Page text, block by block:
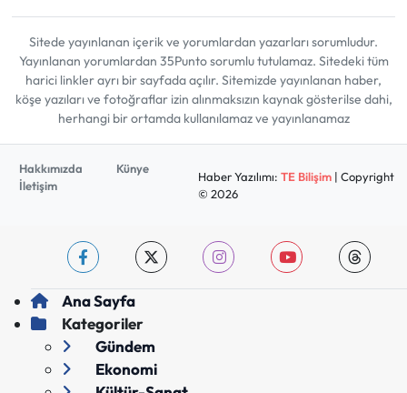
Sitede yayınlanan içerik ve yorumlardan yazarları sorumludur.
Yayınlanan yorumlardan 35Punto sorumlu tutulamaz. Sitedeki tüm
harici linkler ayrı bir sayfada açılır. Sitemizde yayınlanan haber,
köşe yazıları ve fotoğraflar izin alınmaksızın kaynak gösterilse dahi,
herhangi bir ortamda kullanılamaz ve yayınlanamaz
Hakkımızda
Künye
İletişim
Haber Yazılımı: TE Bilişim| Copyright
© 2026
Ana Sayfa
Kategoriler
Gündem
Ekonomi